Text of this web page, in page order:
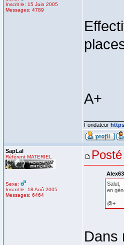
Inscrit le: 15 Juin 2005
Messages: 4789
A+
Fondateur
SapLal
Référent MATERIEL
Sexe:
Inscrit le: 18 Aoû 2005
Messages: 6464
Salut,
en
@+
Dans